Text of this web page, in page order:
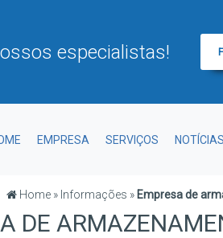
especialistas!
EMPRESA SERVIÇOS NOTÍCIAS
Home » Informações » Empresa de
DE